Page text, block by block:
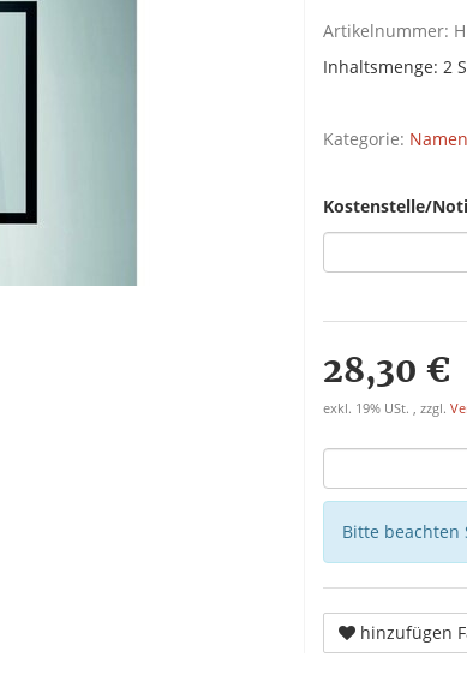
Artikelnummer:
Inhaltsmenge: 2
Kategorie:
Kostenstelle/
28,30 €
exkl. 19% USt. , zzgl.
Bitte beachten
hinzufügen